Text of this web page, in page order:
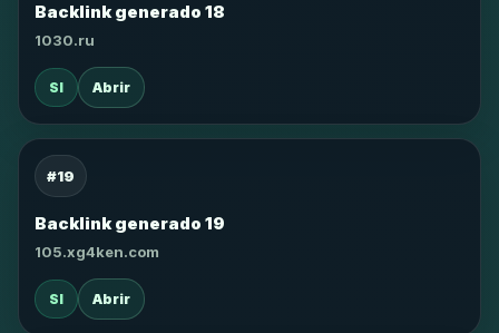
Backlink generado 18
1030.ru
SI Abrir
#19
Backlink generado 19
105.xg4ken.com
SI Abrir